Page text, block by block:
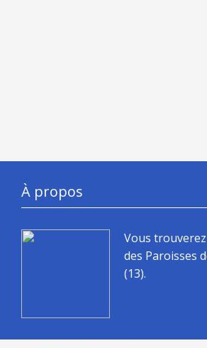
À propos
Vous
des Paroisses
(13).